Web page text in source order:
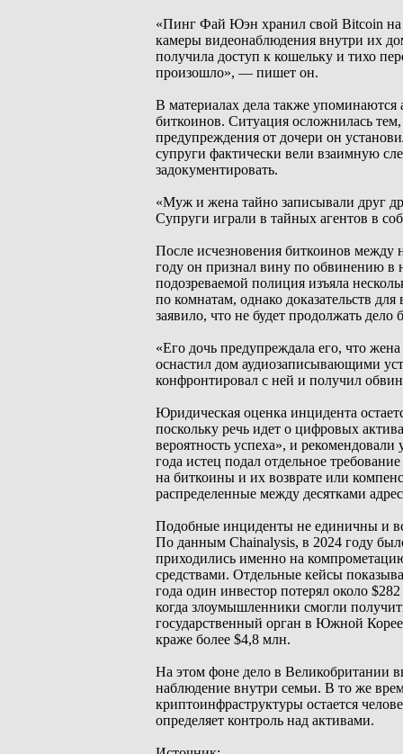
«Пинг Фай Юэн хранил свой Bitcoin на
камеры видеонаблюдения внутри их
получила доступ к кошельку и тихо
произошло», — пишет он.
В материалах дела также упоминаются
биткоинов. Ситуация осложнилась
предупреждения от дочери он
супруги фактически вели взаимную
задокументировать.
«Муж и жена тайно записывали друг
Супруги играли в тайных агентов в
После исчезновения биткоинов
году он признал вину по обвинению в
подозреваемой полиция изъяла
по комнатам, однако доказательств
заявило, что не будет продолжать
«Его дочь предупреждала его, что
оснастил дом аудиозаписывающими
конфронтировал с ней и получил
Юридическая оценка инцидента
поскольку речь идет о цифровых
вероятность успеха», и
года истец подал отдельное
на биткоины и их возврате или
распределенные между десятками
Подобные инциденты не единичны и
По данным Chainalysis, в 2024 году
приходились именно на
средствами. Отдельные кейсы
года один инвестор потерял около
когда злоумышленники смогли
государственный орган в Южной Корее
краже более $4,8 млн.
На этом фоне дело в Великобритании
наблюдение внутри семьи. В то же
криптоинфраструктуры остается
определяет контроль над активами.